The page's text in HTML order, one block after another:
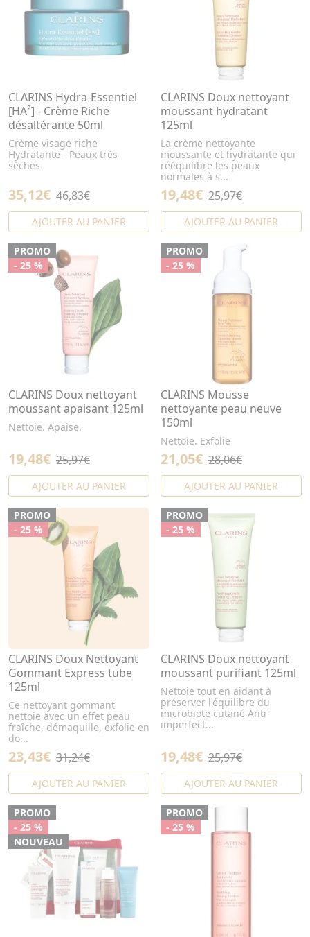
CLARINS Hydra-Essentiel
[HA²] - Crème Riche
désaltérante 50ml
Crème visage riche
Hydratante - Peaux très
sèches
35,12€ 46,83€
AJOUTER AU PANIER
CLARINS Doux nettoyant
moussant hydratant
125ml
La crème nettoyante
moussante et hydratante qui
rééquilibre les peaux
normales à s...
19,48€ 25,97€
AJOUTER AU PANIER
PROMO
- 25 %
CLARINS Doux nettoyant
moussant apaisant 125ml
Nettoie. Apaise.
19,48€ 25,97€
AJOUTER AU PANIER
PROMO
- 25 %
CLARINS Mousse
nettoyante peau neuve
150ml
Nettoie. Exfolie
21,05€ 28,06€
AJOUTER AU PANIER
PROMO
- 25 %
CLARINS Doux Nettoyant
Gommant Express tube
125ml
Ce nettoyant gommant
nettoie avec un effet peau
fraîche, démaquille, exfolie en
do...
23,43€ 31,24€
AJOUTER AU PANIER
PROMO
- 25 %
CLARINS Doux nettoyant
moussant purifiant 125ml
Nettoie tout en aidant à
préserver l'équilibre du
microbiote cutané Anti-
imperfect...
19,48€ 25,97€
AJOUTER AU PANIER
PROMO
- 25 %
NOUVEAU
PROMO
- 25 %